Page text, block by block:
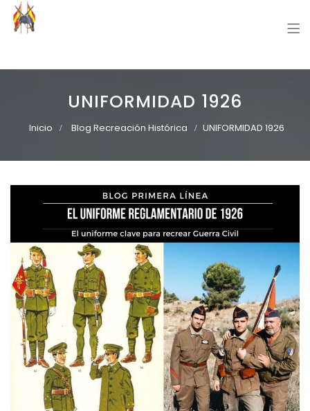
UNIFORMIDAD 1926
Inicio Blog Recreación Histórica UNIFORMIDAD 1926